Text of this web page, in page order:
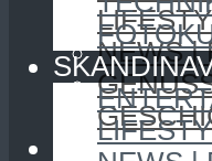
NEWS |
SHOP |